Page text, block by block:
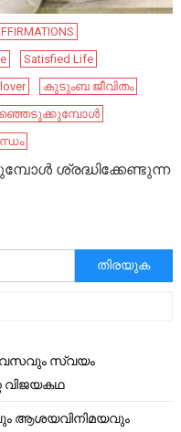
Satisfied Life
കുടുംബ ജീവിതം
ശ്രദ്ധിക്കേണ്ടുന്ന
അനേഷിക്കുക
ദിവസവും സ്വയം
വിജയകഥ
ആശയവിനിമയവും